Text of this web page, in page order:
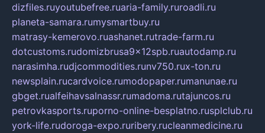
dizfiles.ruyoutubefree.ruaria-family.ruroadli.ru
planeta-samara.rumysmartbuy.ru
matrasy-kemerovo.ruashanet.rutrade-farm.ru
dotcustoms.rudomizbrusa9x12spb.ruautodamp.ru
narasimha.rudjcommodities.runv750.rux-ton.ru
newsplain.rucardvoice.rumodopaper.rumanunae.ru
gbget.rualfeihavsalnassr.rumadoma.rutajuncos.ru
petrovkasports.ruporno-online-besplatno.rusplclub.ru
york-life.rudoroga-expo.ruribery.rucleanmedicine.ru